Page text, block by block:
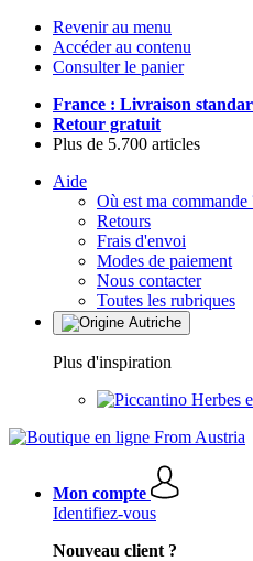
Revenir au menu
Accéder au contenu
Consulter le panier
France : Livraison
Retour gratuit
Plus de 5.700 articles
Aide
Où est ma commande
Retours
Frais d'envoi
Modes de paiement
Nous contacter
Toutes les rubriques
Plus d'inspiration
Herbes
Mon compte
Identifiez-vous
Nouveau client ?